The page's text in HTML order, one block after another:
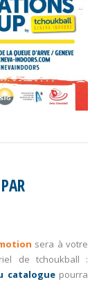
sera à votre
de tchoukball :
cataloguepourra